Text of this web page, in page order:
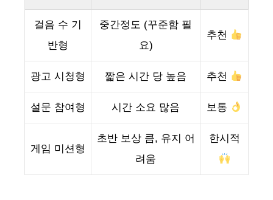
걸음 수 기
반형
중간정도 (꾸준함 필
요)
추천
광고 시청형 짧은 시간 당 높음 추천
설문 참여형 시간 소요 많음 보통
게임 미션형
초반 보상 큼, 유지 어
려움
한시적